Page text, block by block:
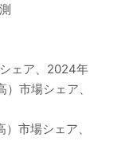
ェア、2024年
市場シェア、
市場シェア、